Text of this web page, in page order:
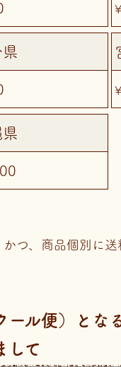
¥
¥
つ、商品個別に
ール便）とな
して